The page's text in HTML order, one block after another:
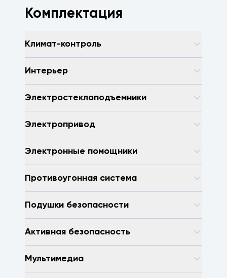
Комплектация
Климат-контроль
Интерьер
Электростеклоподъемники
Электропривод
Электронные помощники
Противоугонная система
Подушки безопасности
Активная безопасность
Мультимедиа